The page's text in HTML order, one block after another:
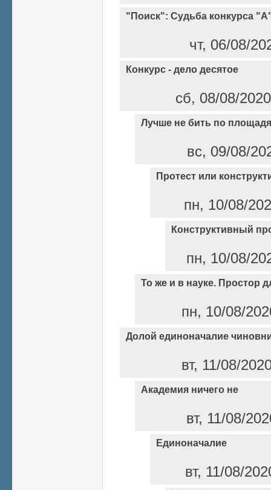
"Поиск": Судьба конкурса
чт, 06/08/
Конкурс - дело десятое
сб, 08/08/
Лучше не бить по
вс, 09/08/
Протест или
пн, 10/08/
Конструктивный
пн, 10/08/
То же и в науке. Простор
пн, 10/08/
Долой единоначалие
вт, 11/08/
Академия ничего не
вт, 11/08/
Единоначалие
вт, 11/08/